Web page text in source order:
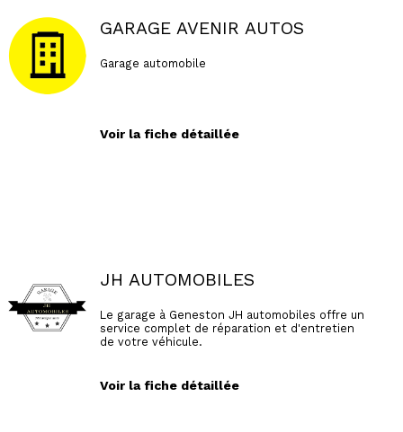
GARAGE AVENIR AUTOS
Garage automobile
Voir la fiche détaillée
JH AUTOMOBILES
Le garage à Geneston JH automobiles offre un
service complet de réparation et d'entretien
de votre véhicule.
Voir la fiche détaillée